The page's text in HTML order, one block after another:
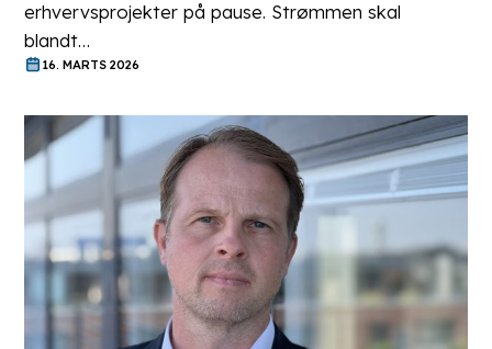
erhvervsprojekter på pause. Strømmen skal
blandt…
16. MARTS 2026